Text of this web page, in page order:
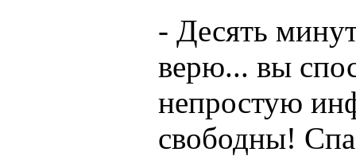
- Десять
верю... вы
непростую
свободны!